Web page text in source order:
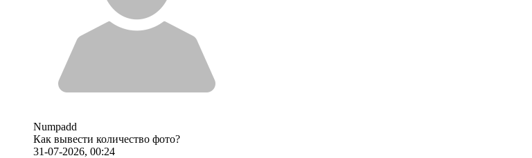
Numpadd
Как вывести количество фото?
31-07-2026, 00:24